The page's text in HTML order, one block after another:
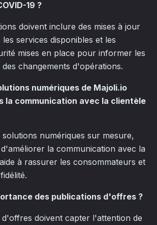
19 ?
doivent inclure des mises à jour
services disponibles et les
mises en place pour informer les
changements d'opérations.
numériques de Majoli.io
la communication avec la clientèle
solutions numériques sur mesure,
la communication avec la
à rassurer les consommateurs et
des publications d'offres ?
d'offres doivent capter l'attention de